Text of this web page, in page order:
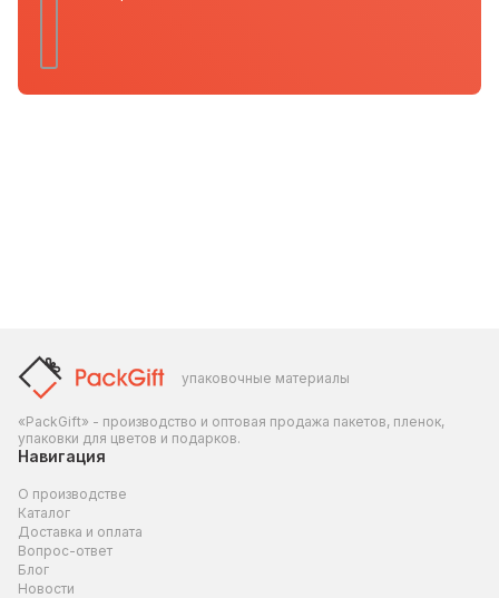
упаковочные материалы
«PackGift» - производство и оптовая продажа пакетов, пленок,
упаковки для цветов и подарков.
Навигация
О производстве
Каталог
Доставка и оплата
Вопрос-ответ
Блог
Новости